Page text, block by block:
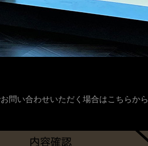
問い合わせいただく場合はこちらから